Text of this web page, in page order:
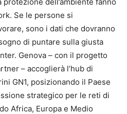
Se le persone si
sono i dati che dovranno
di puntare sulla giusta
Genova – con il progetto
– accoglierà l’hub di
GN1, posizionando il Paese
strategico per le reti di
Africa, Europa e Medio